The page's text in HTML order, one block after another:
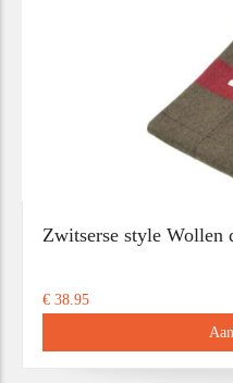
Zwitserse style Wollen
€ 38.95